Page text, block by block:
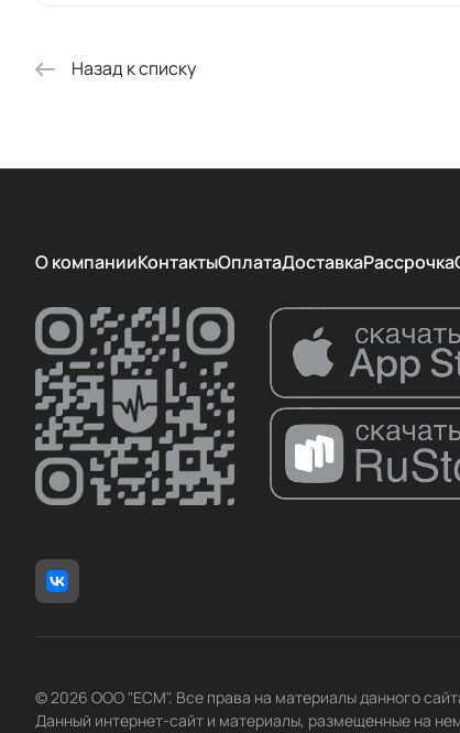
Назад к списку
О компанииКонтактыОплатаДоставкаРассрочка
© 2026 ООО "ЕСМ". Все права на материалы данного
Данный интернет-сайт и материалы, размещенные на